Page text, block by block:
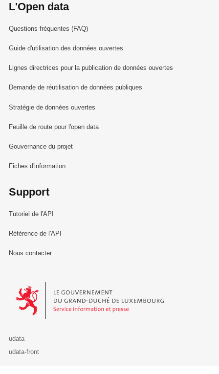
L'Open data
Questions fréquentes (FAQ)
Guide d'utilisation des données ouvertes
Lignes directrices pour la publication de données ouvertes
Demande de réutilisation de données publiques
Stratégie de données ouvertes
Feuille de route pour l'open data
Gouvernance du projet
Fiches d'information
Support
Tutoriel de l'API
Référence de l'API
Nous contacter
Le Gouvernement du Grand-Duché de Luxembourg - Service
udata
udata-front